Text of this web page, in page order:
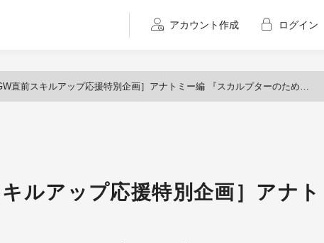
アカウント作成 ログイン
直前スキルアップ応援特別企画］アナトミー編 『スカルプターのための美術解剖学』より
キルアップ応援特別企画］アナト